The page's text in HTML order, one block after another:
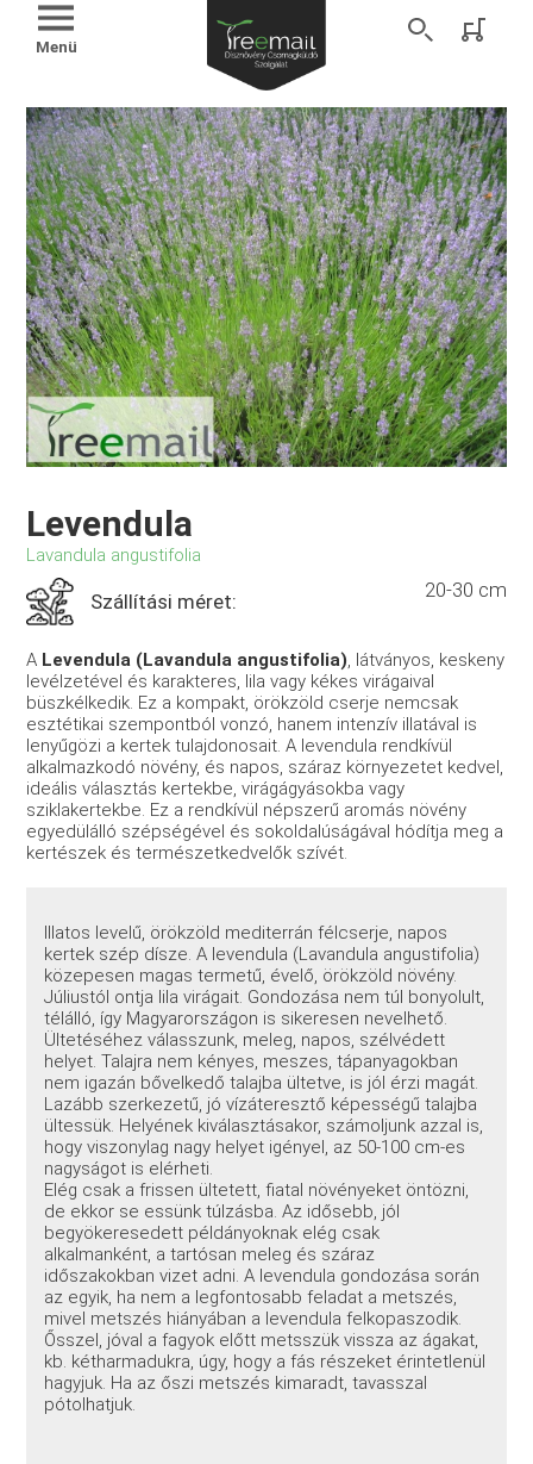
Menü
Levendula
Lavandula angustifolia
Szállítási méret: 20-30 cm
A Levendula (Lavandula angustifolia), látványos, keskeny
levélzetével és karakteres, lila vagy kékes virágaival
büszkélkedik. Ez a kompakt, örökzöld cserje nemcsak
esztétikai szempontból vonzó, hanem intenzív illatával is
lenyűgözi a kertek tulajdonosait. A levendula rendkívül
alkalmazkodó növény, és napos, száraz környezetet kedvel,
ideális választás kertekbe, virágágyásokba vagy
sziklakertekbe. Ez a rendkívül népszerű aromás növény
egyedülálló szépségével és sokoldalúságával hódítja meg a
kertészek és természetkedvelők szívét.
Illatos levelű, örökzöld mediterrán félcserje, napos
kertek szép dísze. A levendula (Lavandula angustifolia)
közepesen magas termetű, évelő, örökzöld növény.
Júliustól ontja lila virágait. Gondozása nem túl bonyolult,
télálló, így Magyarországon is sikeresen nevelhető.
Ültetéséhez válasszunk, meleg, napos, szélvédett
helyet. Talajra nem kényes, meszes, tápanyagokban
nem igazán bővelkedő talajba ültetve, is jól érzi magát.
Lazább szerkezetű, jó vízáteresztő képességű talajba
ültessük. Helyének kiválasztásakor, számoljunk azzal is,
hogy viszonylag nagy helyet igényel, az 50-100 cm-es
nagyságot is elérheti.
Elég csak a frissen ültetett, fiatal növényeket öntözni,
de ekkor se essünk túlzásba. Az idősebb, jól
begyökeresedett példányoknak elég csak
alkalmanként, a tartósan meleg és száraz
időszakokban vizet adni. A levendula gondozása során
az egyik, ha nem a legfontosabb feladat a metszés,
mivel metszés hiányában a levendula felkopaszodik.
Ősszel, jóval a fagyok előtt metsszük vissza az ágakat,
kb. kétharmadukra, úgy, hogy a fás részeket érintetlenül
hagyjuk. Ha az őszi metszés kimaradt, tavasszal
pótolhatjuk.